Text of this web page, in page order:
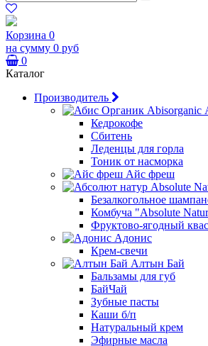
Корзина 0
на сумму 0 руб
0
Каталог
Производитель
Кедрокофе
Сбитень
Леденцы для горла
Тоник от насморка
Айс фреш
Безалкогольное
Комбуча "Absolute
Фруктово-ягодный квас
Адонис
Крем-свечи
Алтын Бай
Бальзамы для губ
БайЧай
Зубные пасты
Каши б/п
Натуральный крем
Эфирные масла